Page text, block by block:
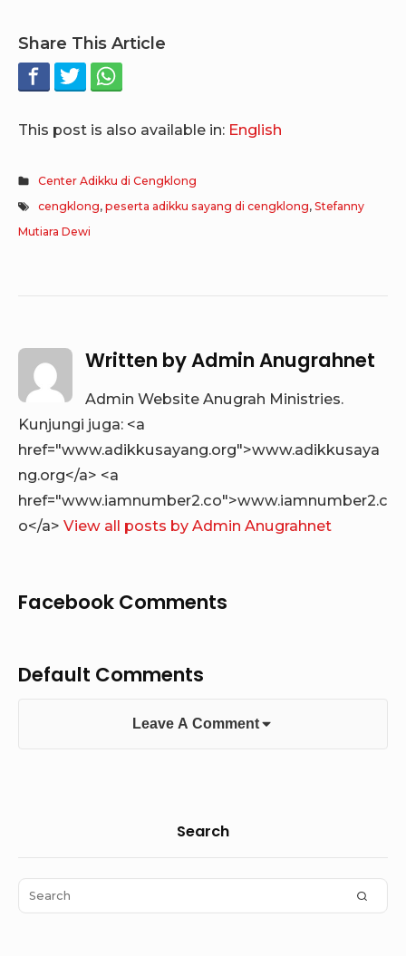
Share This Article
This post is also available in: English
Center Adikku di Cengklong
cengklong,peserta adikku sayang di cengklong,Stefanny
Mutiara Dewi
Written byAdmin Anugrahnet
Admin Website Anugrah Ministries.
Kunjungi juga: <a
href="www.adikkusayang.org">www.adikkusaya
ng.org</a> <a
href="www.iamnumber2.co">www.iamnumber2.c
o</a> View all posts by Admin Anugrahnet
Facebook Comments
Default Comments
Leave A Comment
Area
Search
Search
for: